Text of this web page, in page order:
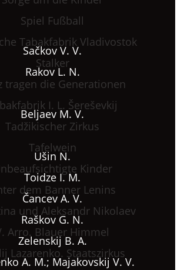
Spiel Fußball
Tabakfabrik Vladivostok
Sačkov V. V.
Stalker
Rakov L. N.
tragen die Generationen
I. L. Šereševkij
Beljaev M. V.
Tadžikischer Zirkus
Tafelwein
Ušin N.
Kinder
Toidze I. M.
dem Banner Lenins
Čancev A. V.
und Aleksandr Nikolaev
Raškov G. N.
Arro. Blauer Himmel
Zelenskij B. A.
Lazarenko. Staatszirkus
A. M.; Majakovskij V. V.